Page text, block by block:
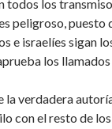
todos los
peligroso,
e israelíes sigan
los
la verdadera
con el resto de